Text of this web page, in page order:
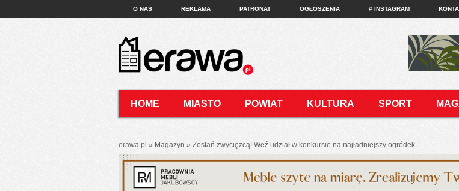
O NAS REKLAMA PATRONAT OGŁOSZENIA # INSTAGRAM
HOME MIASTO POWIAT KULTURA SPORT
erawa.pl » Magazyn » Zostań zwycięzcą! Weź udział w konkursie na najładniejszy ogródek